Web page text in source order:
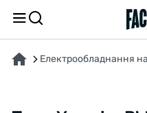
Електрообладнання
ПРО ТОВАР ХАРАКТЕРИСТИКИ